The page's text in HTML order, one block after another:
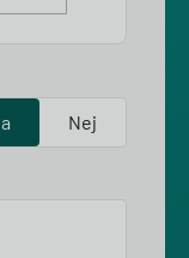
Nej